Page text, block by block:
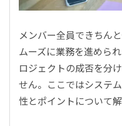
メンバー全員できちん
ムーズに業務を進めら
ロジェクトの成否を分
せん。ここではシステ
性とポイントについて解